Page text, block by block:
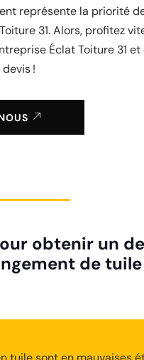
représente la priorité
31. Alors, profitez
Éclat Toiture 31 et
!
obtenir un
de